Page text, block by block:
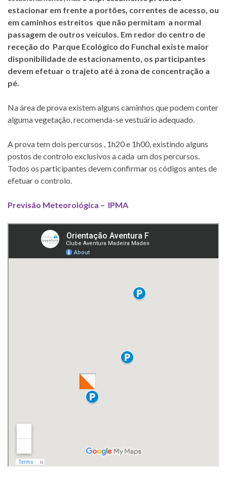
estacionar em frente a portões, correntes de acesso, ou
em caminhos estreitos que não permitam a normal
passagem de outros veículos. Em redor do centro de
receção do Parque Ecológico do Funchal existe maior
disponibilidade de estacionamento, os participantes
devem efetuar o trajeto até à zona de concentração a
pé.
Na área de prova existem alguns caminhos que podem conter
alguma vegetação, recomenda-se vestuário adequado.
A prova tem dois percursos , 1h20 e 1h00, existindo alguns
postos de controlo exclusivos a cada um dos percursos.
Todos os participantes devem confirmar os códigos antes de
efetuar o controlo.
Previsão Meteorológica – IPMA